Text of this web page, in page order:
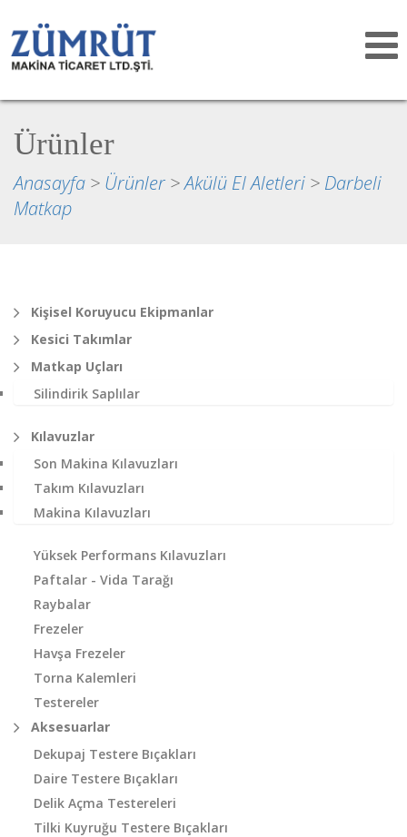
Toggle
Ürünler
Anasayfa > Ürünler >Akülü El Aletleri > Darbeli
Matkap
Kişisel Koruyucu Ekipmanlar
Kesici Takımlar
Matkap Uçları
Silindirik Saplılar
Kılavuzlar
Son Makina Kılavuzları
Takım Kılavuzları
Makina Kılavuzları
Yüksek Performans Kılavuzları
Paftalar - Vida Tarağı
Raybalar
Frezeler
Havşa Frezeler
Torna Kalemleri
Testereler
Aksesuarlar
Dekupaj Testere Bıçakları
Daire Testere Bıçakları
Delik Açma Testereleri
Tilki Kuyruğu Testere Bıçakları